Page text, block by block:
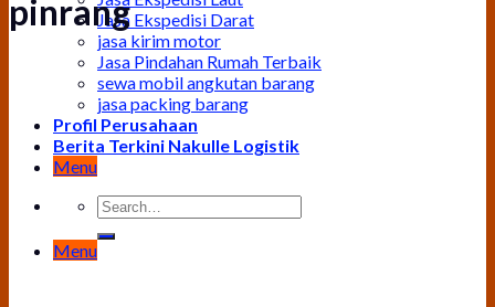
Jasa Ekspedisi Darat
jasa kirim motor
Jasa Pindahan Rumah Terbaik
sewa mobil angkutan barang
jasa packing barang
Profil Perusahaan
Berita Terkini Nakulle Logistik
Menu
Menu
pinrang